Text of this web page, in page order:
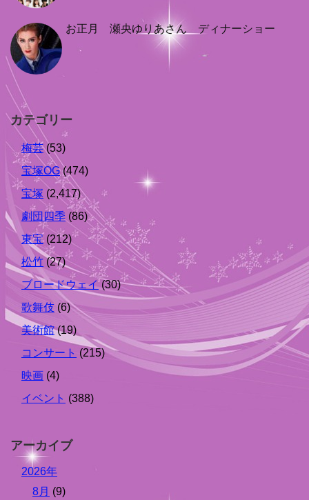
お正月 瀬央ゆりあさん ディナーショー
カテゴリー
梅芸(53)
宝塚OG(474)
宝塚 (2,417)
劇団四季 (86)
東宝(212)
松竹 (27)
ブロードウェイ(30)
歌舞伎 (6)
美術館(19)
コンサート (215)
映画 (4)
イベント (388)
アーカイブ
2026年
8月 (9)